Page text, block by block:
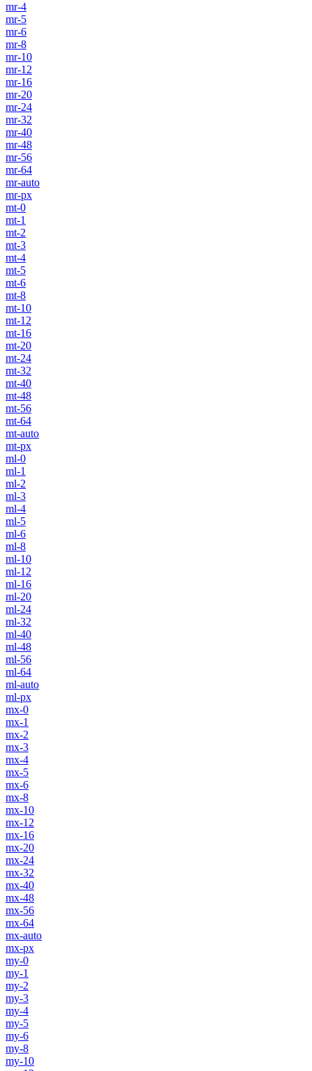
mr-4
mr-5
mr-6
mr-8
mr-10
mr-12
mr-16
mr-20
mr-24
mr-32
mr-40
mr-48
mr-56
mr-64
mr-auto
mr-px
mt-0
mt-1
mt-2
mt-3
mt-4
mt-5
mt-6
mt-8
mt-10
mt-12
mt-16
mt-20
mt-24
mt-32
mt-40
mt-48
mt-56
mt-64
mt-auto
mt-px
ml-0
ml-1
ml-2
ml-3
ml-4
ml-5
ml-6
ml-8
ml-10
ml-12
ml-16
ml-20
ml-24
ml-32
ml-40
ml-48
ml-56
ml-64
ml-auto
ml-px
mx-0
mx-1
mx-2
mx-3
mx-4
mx-5
mx-6
mx-8
mx-10
mx-12
mx-16
mx-20
mx-24
mx-32
mx-40
mx-48
mx-56
mx-64
mx-auto
mx-px
my-0
my-1
my-2
my-3
my-4
my-5
my-6
my-8
my-10